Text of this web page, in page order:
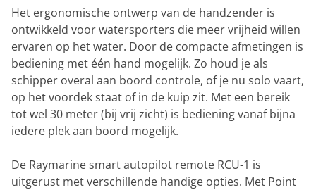
Het ergonomische ontwerp van de handzender is
ontwikkeld voor watersporters die meer vrijheid willen
ervaren op het water. Door de compacte afmetingen is
bediening met één hand mogelijk. Zo houd je als
schipper overal aan boord controle, of je nu solo vaart,
op het voordek staat of in de kuip zit. Met een bereik
tot wel 30 meter (bij vrij zicht) is bediening vanaf bijna
iedere plek aan boord mogelijk.
De Raymarine smart autopilot remote RCU-1 is
uitgerust met verschillende handige opties. Met Point